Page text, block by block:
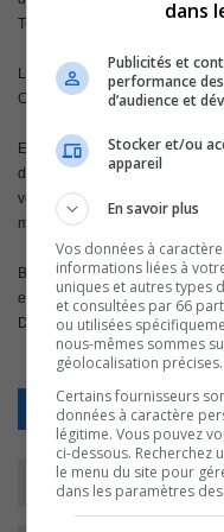
Tech, dans le Bas-St-Laurent.
Le deuxième match de la
Cardin, à 20 h.
Exceptionnellement,
demain, à 19 h 30, au Colisée
vente, à compter de 19 h à la
match.
Bonne nouvelle pour les
extérieures de l’équipe en
Doyon et Yanick Bibeau.
Retour
dans
Publicités et
performance
d’audience et
Stocker et/ou
appareil
En savoir plus
Vos données à
informations liées à
uniques et autres types
et consultées par 66
ou utilisées
nous-mêmes sommes
géolocalisation précises.
Certains fournisseurs
données à caractère
légitime. Vous pouvez
ci-dessous. Recherchez
le menu du site pour
dans les paramètres